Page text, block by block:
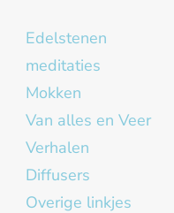
Edelstenen
meditaties
Mokken
Van alles en Veer
Verhalen
Diffusers
Overige linkjes